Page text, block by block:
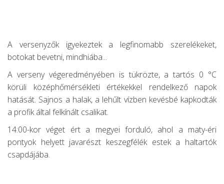
A versenyzők igyekeztek a legfinomabb szerelékeket,
botokat bevetni, mindhiába...
A verseny végeredményében is tükrözte, a tartós 0 °C
körüli középhőmérsékleti értékekkel rendelkező napok
hatását. Sajnos a halak, a lehűlt vízben kevésbé kapkodták
a profik által felkínált csalikat.
14:00-kor véget ért a megyei forduló, ahol a maty-éri
pontyok helyett javarészt keszegfélék estek a haltartók
csapdájába.